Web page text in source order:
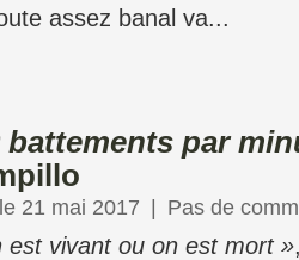
assez banal va...
battements par
21 mai 2017 Pas de
est vivant ou on est mort »